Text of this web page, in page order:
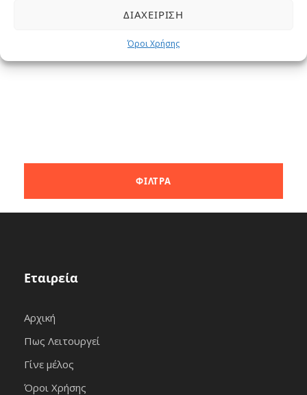
ΔΙΑΧΕΊΡΙΣΗ
Όροι Χρήσης
Αεροπορικώς
Εταιρεία
Αρχική
Πως Λειτουργεί
Γίνε μέλος
Όροι Χρήσης